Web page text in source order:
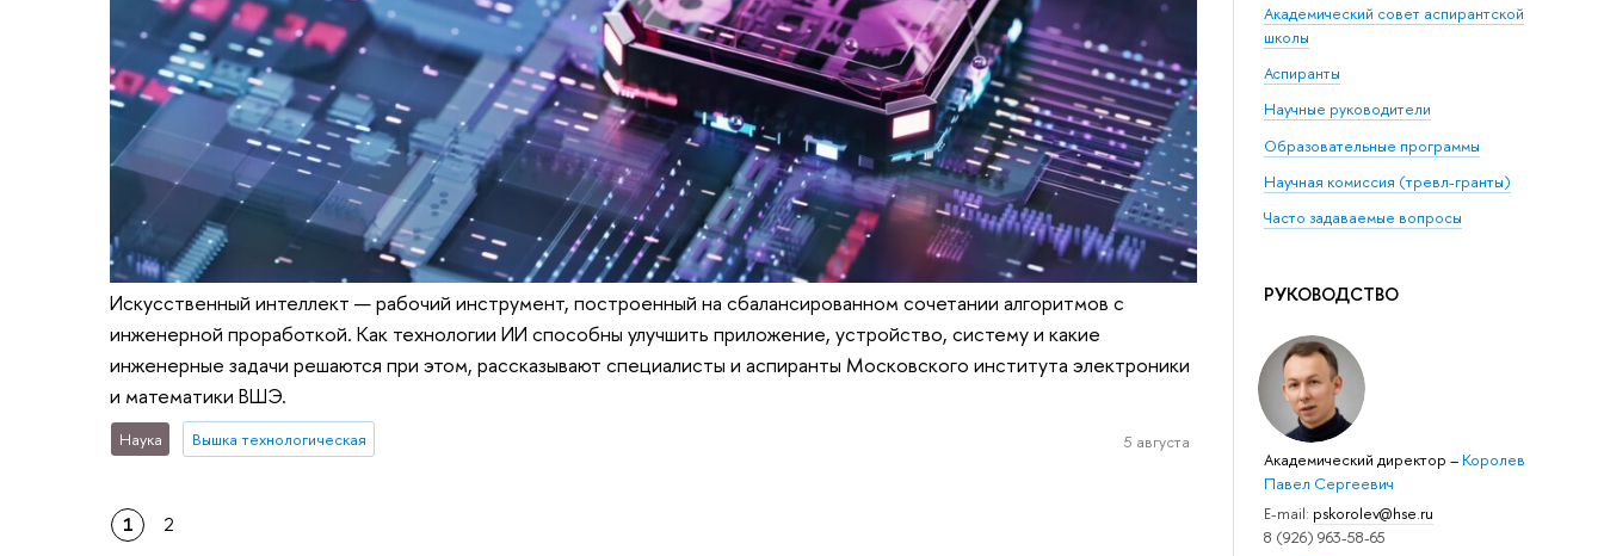
Академический совет аспирантской
школы
Аспиранты
Научные руководители
Образовательные программы
Научная комиссия (тревл-гранты)
Часто задаваемые вопросы
РУКОВОДСТВО
Академический директор– Королев
Павел Сергеевич
E-mail: pskorolev@hse.ru
8 (926) 963-58-65
Искусственный интеллект — рабочий инструмент, построенный на сбалансированном сочетании алгоритмов с
инженерной проработкой. Как технологии ИИ способны улучшить приложение, устройство, систему и какие
инженерные задачи решаются при этом, рассказывают специалисты и аспиранты Московского института электроники
и математики ВШЭ.
Наука Вышка технологическая 5 августа
1 2